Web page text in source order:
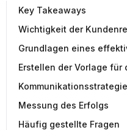
Key Takeaways
Wichtigkeit der
Grundlagen eines
Erstellen der Vorlage für
Messung des Erfolgs
Häufig gestellte Fragen